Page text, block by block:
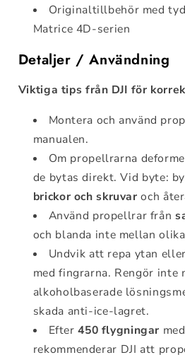
Originaltillbehör med
Matrice 4D-serien
Detaljer / Användning
Viktiga tips från DJI för
Montera och använd
manualen.
Om propellrarna
de bytas direkt. Vid byte:
brickor och skruvar och
Använd propellrar från
och blanda inte mellan
Undvik att repa ytan
med fingrarna. Rengör inte
alkoholbaserade
skada anti-ice-lagret.
Efter450 flygningar
rekommenderar DJI att